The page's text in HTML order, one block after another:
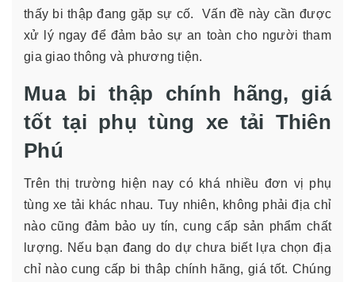
thấy bi thập đang gặp sự cố. Vấn đề này cần được
xử lý ngay để đảm bảo sự an toàn cho người tham
gia giao thông và phương tiện.
Mua bi thập chính hãng, giá
tốt tại phụ tùng xe tải Thiên
Phú
Trên thị trường hiện nay có khá nhiều đơn vị phụ
tùng xe tải khác nhau. Tuy nhiên, không phải địa chỉ
nào cũng đảm bảo uy tín, cung cấp sản phẩm chất
lượng. Nếu bạn đang do dự chưa biết lựa chọn địa
chỉ nào cung cấp bi thâp chính hãng, giá tốt. Chúng